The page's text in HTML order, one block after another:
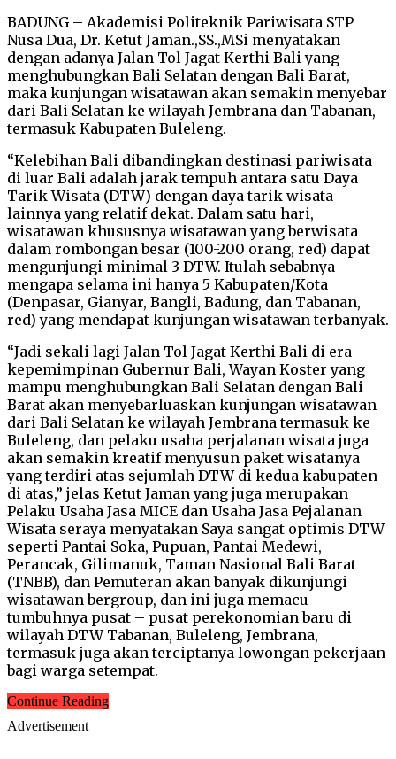
BADUNG – Akademisi Politeknik Pariwisata STP
Nusa Dua, Dr. Ketut Jaman.,SS.,MSi menyatakan
dengan adanya Jalan Tol Jagat Kerthi Bali yang
menghubungkan Bali Selatan dengan Bali Barat,
maka kunjungan wisatawan akan semakin menyebar
dari Bali Selatan ke wilayah Jembrana dan Tabanan,
termasuk Kabupaten Buleleng.
“Kelebihan Bali dibandingkan destinasi pariwisata
di luar Bali adalah jarak tempuh antara satu Daya
Tarik Wisata (DTW) dengan daya tarik wisata
lainnya yang relatif dekat. Dalam satu hari,
wisatawan khususnya wisatawan yang berwisata
dalam rombongan besar (100-200 orang, red) dapat
mengunjungi minimal 3 DTW. Itulah sebabnya
mengapa selama ini hanya 5 Kabupaten/Kota
(Denpasar, Gianyar, Bangli, Badung, dan Tabanan,
red) yang mendapat kunjungan wisatawan terbanyak.
“Jadi sekali lagi Jalan Tol Jagat Kerthi Bali di era
kepemimpinan Gubernur Bali, Wayan Koster yang
mampu menghubungkan Bali Selatan dengan Bali
Barat akan menyebarluaskan kunjungan wisatawan
dari Bali Selatan ke wilayah Jembrana termasuk ke
Buleleng, dan pelaku usaha perjalanan wisata juga
akan semakin kreatif menyusun paket wisatanya
yang terdiri atas sejumlah DTW di kedua kabupaten
di atas,” jelas Ketut Jaman yang juga merupakan
Pelaku Usaha Jasa MICE dan Usaha Jasa Pejalanan
Wisata seraya menyatakan Saya sangat optimis DTW
seperti Pantai Soka, Pupuan, Pantai Medewi,
Perancak, Gilimanuk, Taman Nasional Bali Barat
(TNBB), dan Pemuteran akan banyak dikunjungi
wisatawan bergroup, dan ini juga memacu
tumbuhnya pusat – pusat perekonomian baru di
wilayah DTW Tabanan, Buleleng, Jembrana,
termasuk juga akan terciptanya lowongan pekerjaan
bagi warga setempat.
Continue Reading
Advertisement